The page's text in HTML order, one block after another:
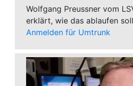
Wolfgang Preussner vom
erklärt, wie das ablaufen
Anmelden für Umtrunk